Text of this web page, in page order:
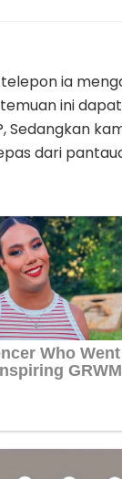
ia
ini
Sedangkan
dari